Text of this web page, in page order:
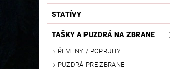
STATÍVY
TAŠKY A PUZDRÁ NA ZBRANE
ŘEMENY / POPRUHY
PUZDRÁ PRE ZBRANE